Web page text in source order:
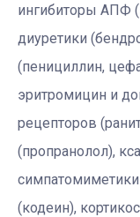
ингибиторы АПФ
диуретики
(пенициллин,
эритромицин и
рецепторов
(пропранолол),
(кодеин),